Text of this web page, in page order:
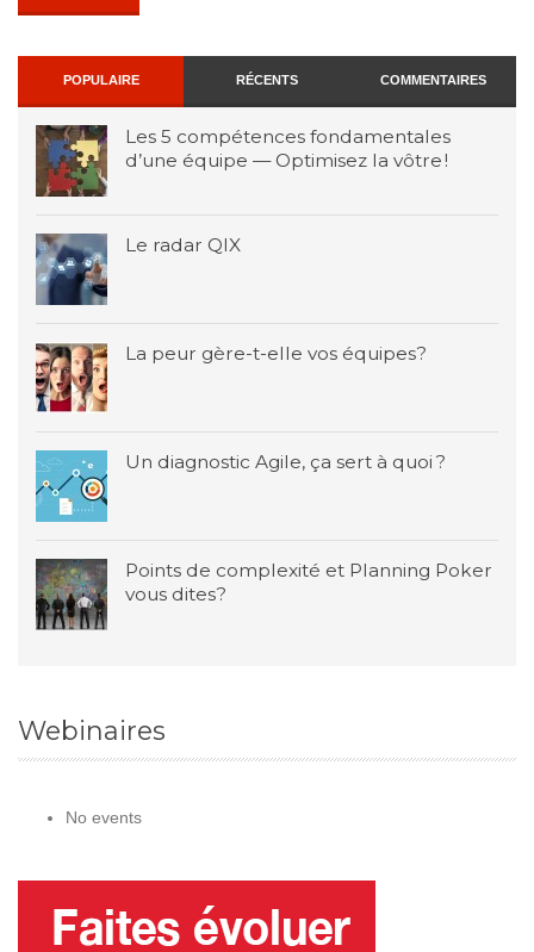
POPULAIRE RÉCENTS COMMENTAIRES
Les 5 compétences fondamentales
d’une équipe — Optimisez la vôtre !
Le radar QIX
La peur gère-t-elle vos équipes?
Un diagnostic Agile, ça sert à quoi ?
Points de complexité et Planning Poker
vous dites?
Webinaires
No events